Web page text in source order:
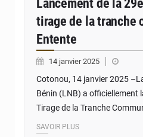
Lancement de la
tirage de la tranche
Entente
14 janvier 2025
Cotonou, 14 janvier 2025
Bénin (LNB) a officiellement
Tirage de la Tranche
SAVOIR PLUS